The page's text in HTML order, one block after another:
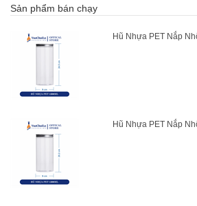
Sản phẩm bán chạy
Hũ Nhựa PET Nắp
Hũ Nhựa PET Nắp